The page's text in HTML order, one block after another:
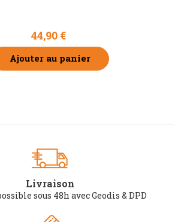
44,90 €
Ajouter au panier
Livraison
sous 48h avec Geodis & DPD